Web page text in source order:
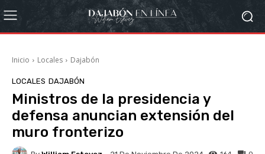
Inicio Locales Dajabón
LOCALES DAJABÓN
Ministros de la presidencia y
defensa anuncian extensión del
muro fronterizo